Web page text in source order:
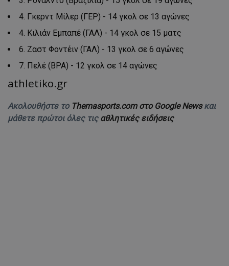
4. Γκερντ Μίλερ (ΓΕΡ) - 14 γκολ σε 13 αγώνες
4. Κιλιάν Εμπαπέ (ΓΑΛ) - 14 γκολ σε 15 ματς
6. Ζαστ Φοντέιν (ΓΑΛ) - 13 γκολ σε 6 αγώνες
7. Πελέ (ΒΡΑ) - 12 γκολ σε 14 αγώνες
athletiko.gr
Ακολουθήστε το Themasports.com στο Google Newsκαι
μάθετε πρώτοι όλες τις αθλητικές ειδήσεις